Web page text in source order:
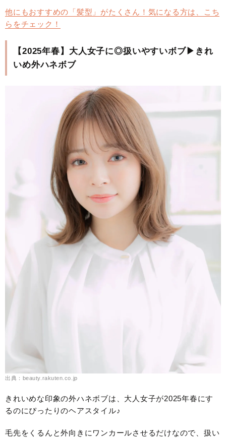
他にもおすすめの「髪型」がたくさん！気になる方は、こち
らをチェック！
【2025年春】大人女子に◎扱いやすいボブ▶きれ
いめ外ハネボブ
出典：beauty.rakuten.co.jp
きれいめな印象の外ハネボブは、大人女子が2025年春にす
るのにぴったりのヘアスタイル♪
毛先をくるんと外向きにワンカールさせるだけなので、扱い